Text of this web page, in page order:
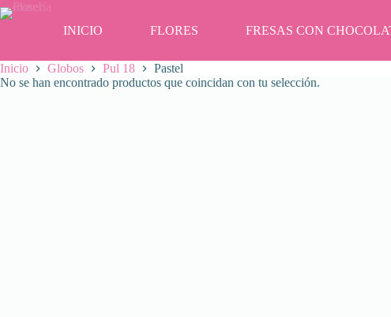
Saltar
al
INICIO FLORES FRESAS CON
Inicio Globos Pul 18
Pastel
No se han encontrado productos que coincidan con tu selección.